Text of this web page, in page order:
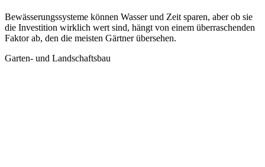
Bewässerungssysteme können Wasser und Zeit sparen, aber ob sie
die Investition wirklich wert sind, hängt von einem überraschenden
Faktor ab, den die meisten Gärtner übersehen.
Garten- und Landschaftsbau